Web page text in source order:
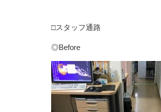
□スタッフ通路
◎Before